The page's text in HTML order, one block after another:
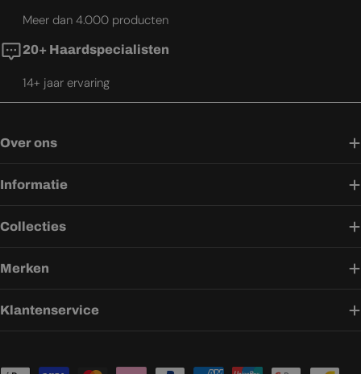
Meer dan 4.000 producten
20+ Haardspecialisten
14+ jaar ervaring
Over ons
Informatie
Collecties
Merken
Klantenservice